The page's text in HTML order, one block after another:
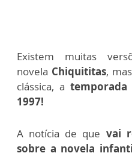
Existem muitas
novela Chiquititas,
clássica, a
1997!
A notícia de que vai
sobre a novela